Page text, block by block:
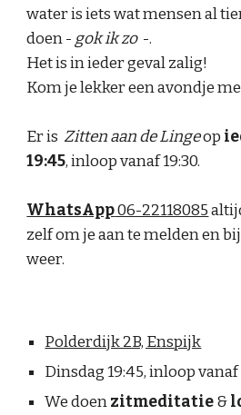
water is iets wat mensen al
doen - gok ik zo-.
Het is in ieder geval zalig!
Kom je lekker een avondje
Er isZitten aan de Lingeop
19:45, inloop vanaf 19:30.
WhatsApp06-22118085
zelf om je aan te melden en
weer.
Polderdijk 2B, Enspijk
Dinsdag 19:45, inloop vanaf
We doenzitmeditatie&